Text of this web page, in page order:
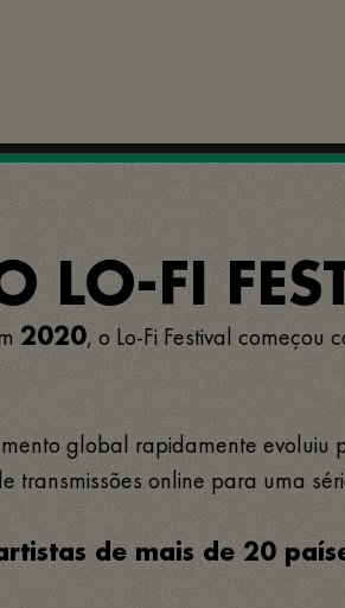
LO-FI
2020, o Lo-Fi Festival
global rapidamente
transmissões online para uma
de mais de 20